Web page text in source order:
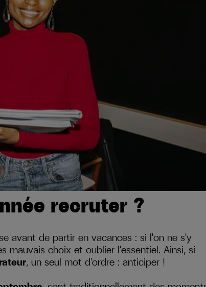
recruter ?
avant de partir en vacances : si l'on ne s'y
mauvais choix et oublier l'essentiel. Ainsi, si
, un seul mot d'ordre : anticiper !